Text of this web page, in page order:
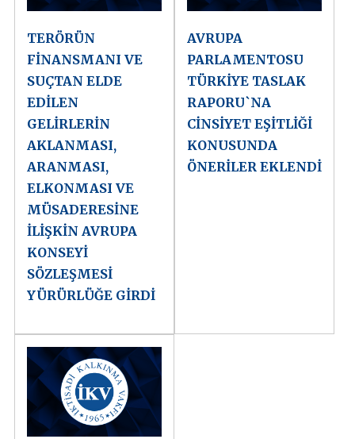
TERÖRÜN
FİNANSMANI VE
SUÇTAN ELDE
EDİLEN
GELİRLERİN
AKLANMASI,
ARANMASI,
ELKONMASI VE
MÜSADERESİNE
İLİŞKİN AVRUPA
KONSEYİ
SÖZLEŞMESİ
YÜRÜRLÜĞE GİRDİ
AVRUPA
PARLAMENTOSU
TÜRKİYE TASLAK
RAPORU`NA
CİNSİYET EŞİTLİĞİ
KONUSUNDA
ÖNERİLER EKLENDİ